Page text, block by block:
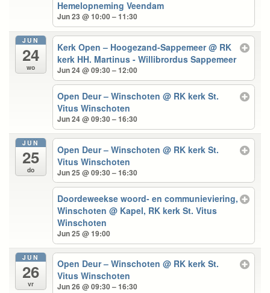
Hemelopneming Veendam
Jun 23 @ 10:00 – 11:30
JUN
24
wo
Kerk Open – Hoogezand-Sappemeer@ RK
kerk HH. Martinus - Willibrordus Sappemeer
Jun 24 @ 09:30 – 12:00
Open Deur – Winschoten@ RK kerk St.
Vitus Winschoten
Jun 24 @ 09:30 – 16:30
JUN
25
do
Open Deur – Winschoten@ RK kerk St.
Vitus Winschoten
Jun 25 @ 09:30 – 16:30
Doordeweekse woord- en communieviering,
Winschoten@ Kapel, RK kerk St. Vitus
Winschoten
Jun 25 @ 19:00
JUN
26
vr
Open Deur – Winschoten@ RK kerk St.
Vitus Winschoten
Jun 26 @ 09:30 – 16:30